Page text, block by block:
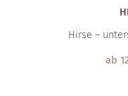
Hirse –
ab